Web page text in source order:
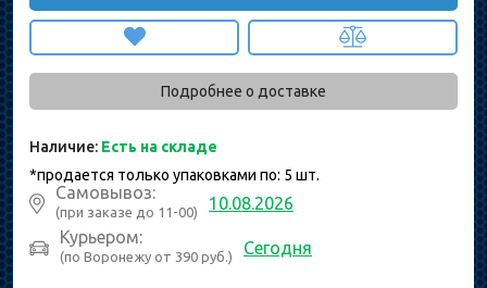
Подробнее о доставке
Наличие: Есть на складе
*продается только упаковками по: 5 шт.
Самовывоз:
(при заказе до 11-00)
10.08.2026
Курьером:
(по Воронежу от 390 руб.) Сегодня